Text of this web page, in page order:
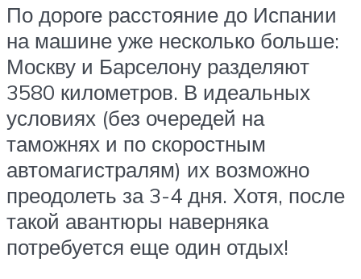
По дороге расстояние до Испании
на машине уже несколько больше:
Москву и Барселону разделяют
3580 километров. В идеальных
условиях (без очередей на
таможнях и по скоростным
автомагистралям) их возможно
преодолеть за 3-4 дня. Хотя, после
такой авантюры наверняка
потребуется еще один отдых!